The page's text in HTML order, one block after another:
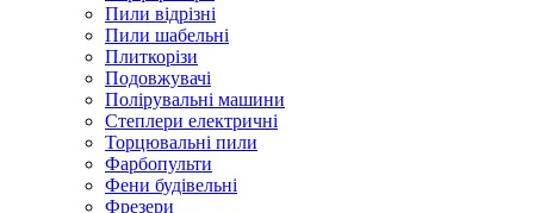
Пили відрізні
Пили шабельні
Плиткорізи
Подовжувачі
Полірувальні машини
Степлери електричні
Торцювальні пили
Фарбопульти
Фени будівельні
Фрезери